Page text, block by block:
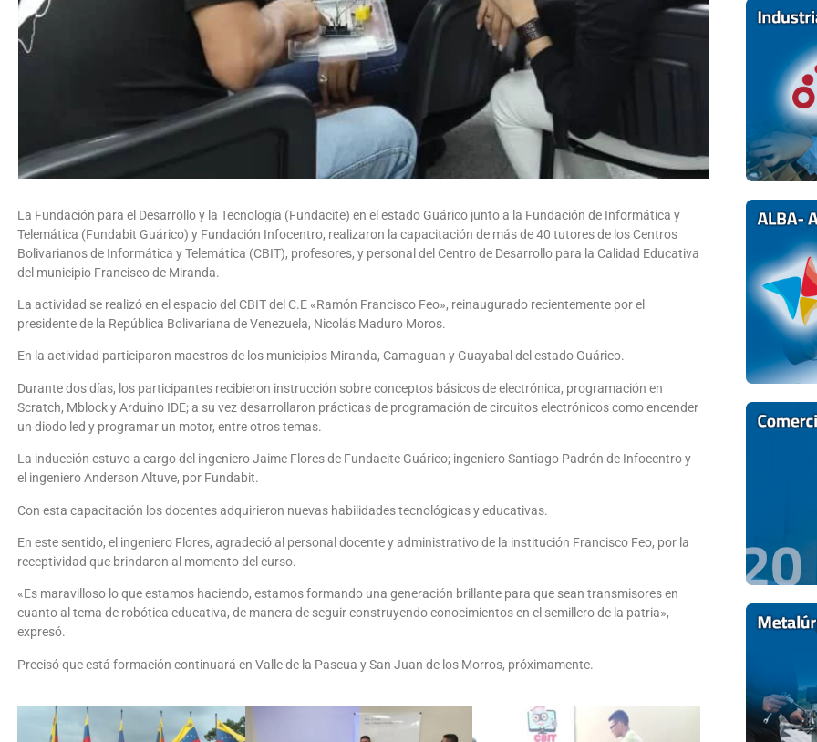
La Fundación para el Desarrollo y la Tecnología (Fundacite) en el estado Guárico junto a la Fundación de Informática y
Telemática (Fundabit Guárico) y Fundación Infocentro, realizaron la capacitación de más de 40 tutores de los Centros
Bolivarianos de Informática y Telemática (CBIT), profesores, y personal del Centro de Desarrollo para la Calidad Educativa
del municipio Francisco de Miranda.
La actividad se realizó en el espacio del CBIT del C.E «Ramón Francisco Feo», reinaugurado recientemente por el
presidente de la República Bolivariana de Venezuela, Nicolás Maduro Moros.
En la actividad participaron maestros de los municipios Miranda, Camaguan y Guayabal del estado Guárico.
Durante dos días, los participantes recibieron instrucción sobre conceptos básicos de electrónica, programación en
Scratch, Mblock y Arduino IDE; a su vez desarrollaron prácticas de programación de circuitos electrónicos como encender
un diodo led y programar un motor, entre otros temas.
La inducción estuvo a cargo del ingeniero Jaime Flores de Fundacite Guárico; ingeniero Santiago Padrón de Infocentro y
el ingeniero Anderson Altuve, por Fundabit.
Con esta capacitación los docentes adquirieron nuevas habilidades tecnológicas y educativas.
En este sentido, el ingeniero Flores, agradeció al personal docente y administrativo de la institución Francisco Feo, por la
receptividad que brindaron al momento del curso.
«Es maravilloso lo que estamos haciendo, estamos formando una generación brillante para que sean transmisores en
cuanto al tema de robótica educativa, de manera de seguir construyendo conocimientos en el semillero de la patria»,
expresó.
Precisó que está formación continuará en Valle de la Pascua y San Juan de los Morros, próximamente.